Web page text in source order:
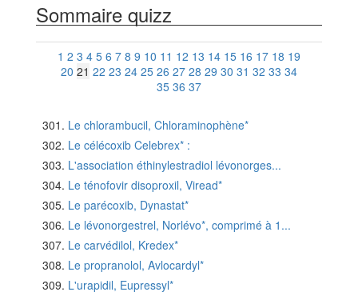
Sommaire quizz
1 2 3 4 5 6 7 8 9 10 11 12 13 14 15 16 17 18 19
20 21 22 23 24 25 26 27 28 29 30 31 32 33 34
35 36 37
Le chlorambucil, Chloraminophène*
Le célécoxib Celebrex* :
L'association éthinylestradiol lévonorges...
Le ténofovir disoproxil, Viread*
Le parécoxib, Dynastat*
Le lévonorgestrel, Norlévo*, comprimé à 1...
Le carvédilol, Kredex*
Le propranolol, Avlocardyl*
L'urapidil, Eupressyl*